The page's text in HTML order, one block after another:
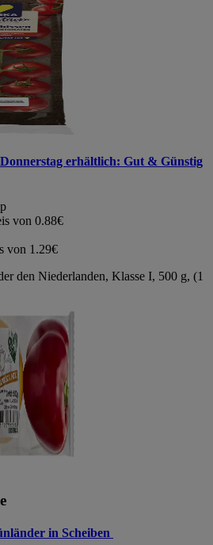
erhältlich: Gut & Günstig
von 0.88€
von 1.29€
den Niederlanden, Klasse I, 500 g, (1
in Scheiben